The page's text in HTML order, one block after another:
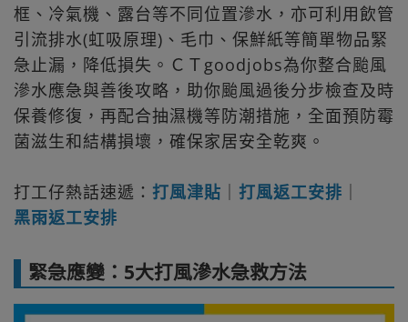
框、冷氣機、露台等不同位置滲水，亦可利用飲管
引流排水(虹吸原理)、毛巾、保鮮紙等簡單物品緊
急止漏，降低損失。ＣＴgoodjobs為你整合颱風
滲水應急與善後攻略，助你颱風過後分步檢查及時
保養修復，再配合抽濕機等防潮措施，全面預防霉
菌滋生和結構損壞，確保家居安全乾爽。
打工仔熱話速遞： 打風津貼 打風返工安排
黑雨返工安排
緊急應變：5大打風滲水急救方法